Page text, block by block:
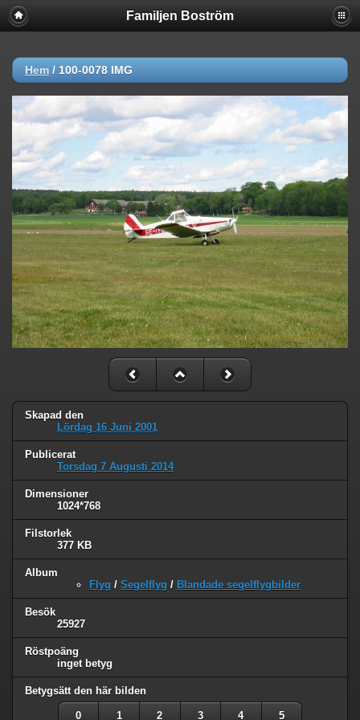
Familjen Boström
Hem / 100-0078 IMG
Skapad den
Lördag 16 Juni 2001
Publicerat
Torsdag 7 Augusti 2014
Dimensioner
1024*768
Filstorlek
377 KB
Album
Flyg / Segelflyg / Blandade segelflygbilder
Besök
25927
Röstpoäng
inget betyg
Betygsätt den här bilden
0 1 2 3 4 5